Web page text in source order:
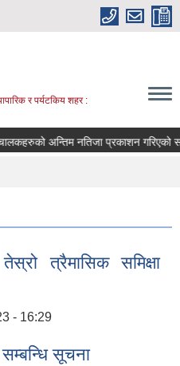
र पर्यटकिय शहर :
वास प्राविधिक र सामाजिक परिचालकहरुको अन्तिम नतिजा प्रकाशन
त्रैमासिक समिक्षा
- 16:29
सूचना